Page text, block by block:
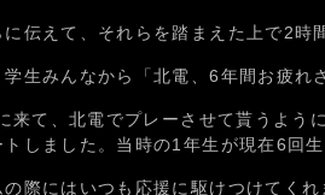
伝えて、それらを踏まえた上で2時
学生みんなから「北電、6年間お疲
来て、北電でプレーさせて貰うよう
しました。当時の1年生が現在6回
際にはいつも応援に駆けつけてく